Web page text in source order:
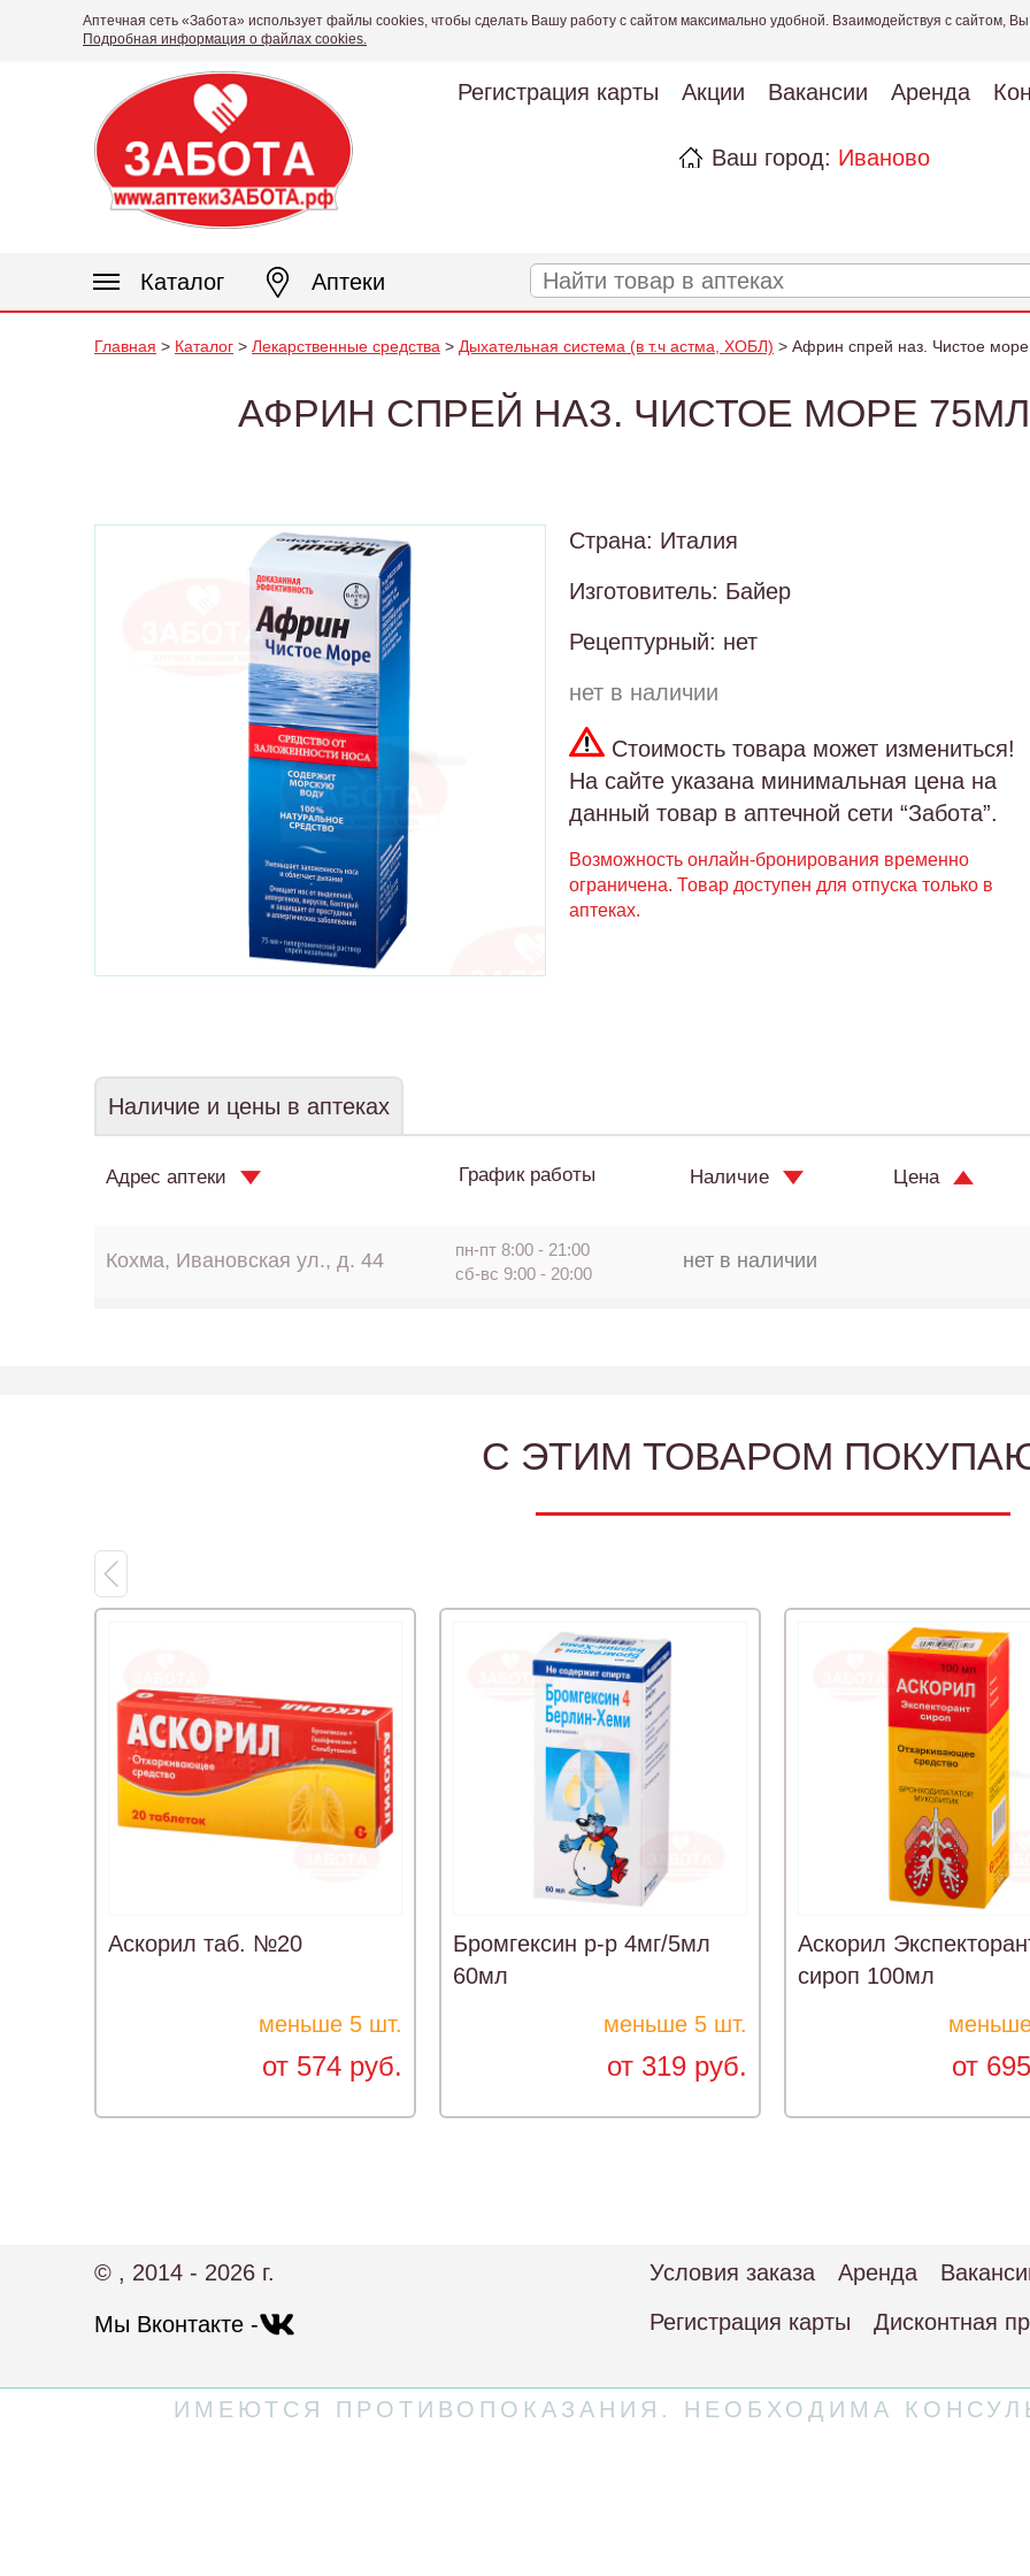
Аптечная сеть «Забота» использует файлы cookies, чтобы сделать Вашу работу с сайтом максимально удобной. Взаимодействуя с сайтом,
Подробная информация о файлах cookies.
Регистрация карты Акции Вакансии Аренда
Ваш город: Иваново
Каталог Аптеки
Главная > Каталог > Лекарственные средства > Дыхательная система (в т.ч астма, ХОБЛ) > Африн спрей наз. Чистое
АФРИН СПРЕЙ НАЗ. ЧИСТОЕ МОРЕ
Страна: Италия
Изготовитель: Байер
Рецептурный: нет
нет в наличии
Стоимость товара может измениться!
На сайте указана минимальная цена на
данный товар в аптечной сети “Забота”.
Возможность онлайн-бронирования временно
ограничена. Товар доступен для отпуска только в
аптеках.
Наличие и цены в аптеках
Адрес аптеки График работы Наличие Цена
Кохма, Ивановская ул., д. 44
пн-пт 8:00 - 21:00
сб-вс 9:00 - 20:00
нет в наличии
C ЭТИМ ТОВАРОМ
Аскорил таб. №20
меньше 5 шт.
от 574 руб.
Бромгексин р-р 4мг/5мл
60мл
меньше 5 шт.
от 319 руб.
Аскорил
сироп 100мл
от
© , 2014 - 2026 г.
Мы Вконтакте -
Условия заказа Аренда
Регистрация карты
Дисконтная
ИМЕЮТСЯ ПРОТИВОПОКАЗАНИЯ. НЕОБХОДИМА